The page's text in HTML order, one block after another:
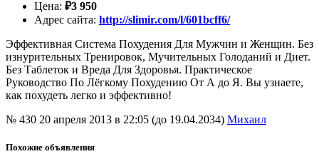
Цена: ₽3 950
Адрес сайта: http://slimir.com/l/601bcff6/
Эффективная Система Похудения Для Мужчин и Женщин. Без
изнурительных Тренировок, Мучительных Голоданий и Диет.
Без Таблеток и Вреда Для Здоровья. Практическое
Руководство По Лёгкому Похудению От А до Я. Вы узнаете,
как похудеть легко и эффективно!
№ 430 20 апреля 2013 в 22:05 (до 19.04.2034) Михаил
Похожие объявления